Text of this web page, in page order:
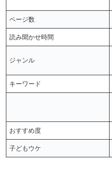
ページ数
読み聞かせ時間
ジャンル
キーワード
おすすめ度
子どもウケ